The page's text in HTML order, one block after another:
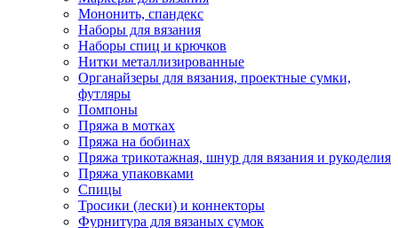
Мононить, спандекс
Наборы для вязания
Наборы спиц и крючков
Нитки металлизированные
Органайзеры для вязания, проектные сумки,
футляры
Помпоны
Пряжа в мотках
Пряжа на бобинах
Пряжа трикотажная, шнур для вязания и рукоделия
Пряжа упаковками
Спицы
Тросики (лески) и коннекторы
Фурнитура для вязаных сумок